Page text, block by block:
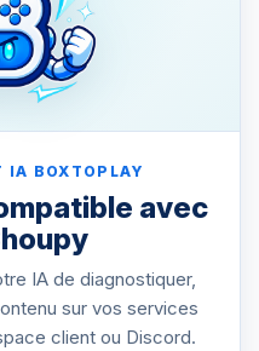
IA BOXTOPLAY
avec
IA de diagnostiquer,
sur vos services
client ou Discord.